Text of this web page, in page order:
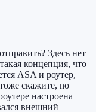
Здесь нет
концепция, что
ASA и роутер,
скажите, no
настроена
внешний